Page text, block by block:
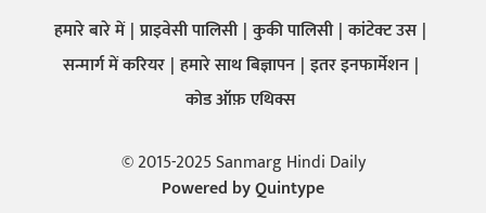
हमारे बारे में प्राइवेसी पालिसी कुकी पालिसी कांटेक्ट उस
सन्मार्ग में करियर हमारे साथ बिज्ञापन इतर इनफार्मेशन
कोड ऑफ़ एथिक्स
© 2015-2025 Sanmarg Hindi Daily
Powered byQuintype